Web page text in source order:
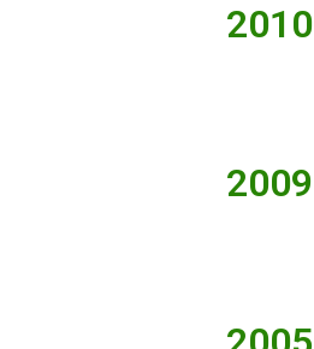
2010
2009